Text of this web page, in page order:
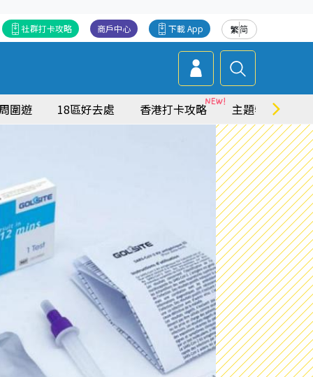
繁简
下載 App
商戶中心
社群打卡攻略
圍遊 18區好去處 香港打卡攻略 主題特集